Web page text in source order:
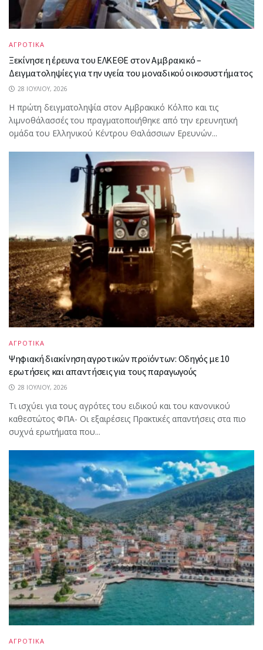
ΑΓΡΟΤΙΚΑ
Ξεκίνησε η έρευνα του ΕΛΚΕΘΕ στον Αμβρακικό –
Δειγματοληψίες για την υγεία του μοναδικού οικοσυστήματος
28 ΙΟΥΛΊΟΥ, 2026
Η πρώτη δειγματοληψία στον Αμβρακικό Κόλπο και τις
λιμνοθάλασσές του πραγματοποιήθηκε από την ερευνητική
ομάδα του Ελληνικού Κέντρου Θαλάσσιων Ερευνών...
ΑΓΡΟΤΙΚΑ
Ψηφιακή διακίνηση αγροτικών προϊόντων: Οδηγός με 10
ερωτήσεις και απαντήσεις για τους παραγωγούς
28 ΙΟΥΛΊΟΥ, 2026
Τι ισχύει για τους αγρότες του ειδικού και του κανονικού
καθεστώτος ΦΠΑ- Οι εξαιρέσεις Πρακτικές απαντήσεις στα πιο
συχνά ερωτήματα που...
ΑΓΡΟΤΙΚΑ